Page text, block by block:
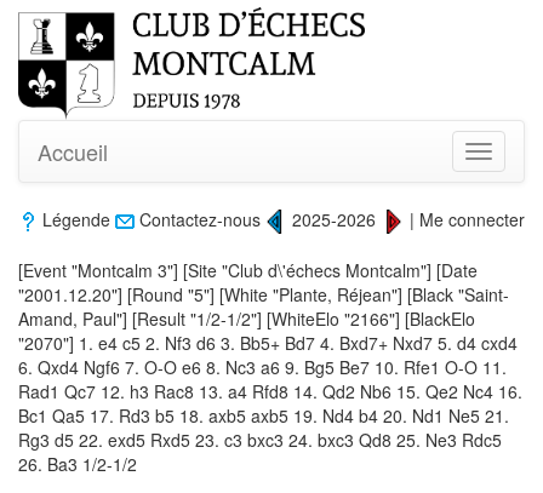
Toggle
Accueil
Légende Contactez-nous 2025-2026 | Me connecter
[Event "Montcalm 3"] [Site "Club d\'échecs Montcalm"] [Date
"2001.12.20"] [Round "5"] [White "Plante, Réjean"] [Black "Saint-
Amand, Paul"] [Result "1/2-1/2"] [WhiteElo "2166"] [BlackElo
"2070"] 1. e4 c5 2. Nf3 d6 3. Bb5+ Bd7 4. Bxd7+ Nxd7 5. d4 cxd4
6. Qxd4 Ngf6 7. O-O e6 8. Nc3 a6 9. Bg5 Be7 10. Rfe1 O-O 11.
Rad1 Qc7 12. h3 Rac8 13. a4 Rfd8 14. Qd2 Nb6 15. Qe2 Nc4 16.
Bc1 Qa5 17. Rd3 b5 18. axb5 axb5 19. Nd4 b4 20. Nd1 Ne5 21.
Rg3 d5 22. exd5 Rxd5 23. c3 bxc3 24. bxc3 Qd8 25. Ne3 Rdc5
26. Ba3 1/2-1/2